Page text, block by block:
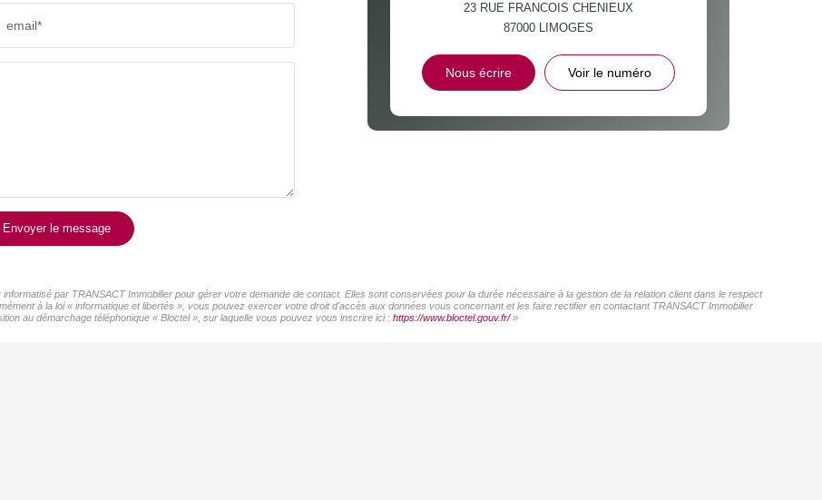
email*
Envoyer le message
23 RUE FRANCOIS CHENIEUX
87000 LIMOGES
Nous écrire Voir le numéro
par TRANSACT Immobilier pour gérer votre demande de contact. Elles sont conservées pour la durée nécessaire à la gestion de la relation client dans le respect
à la loi « informatique et libertés », vous pouvez exercer votre droit d'accès aux données vous concernant et les faire rectifier en contactant TRANSACT Immobilier
au démarchage téléphonique « Bloctel », sur laquelle vous pouvez vous inscrire ici : https://www.bloctel.gouv.fr/»